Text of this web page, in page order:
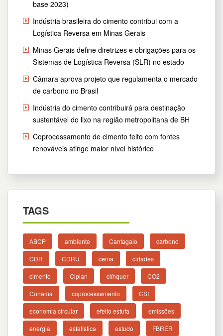
base 2023)
Indústria brasileira do cimento contribui com a
Logística Reversa em Minas Gerais
Minas Gerais define diretrizes e obrigações para os
Sistemas de Logística Reversa (SLR) no estado
Câmara aprova projeto que regulamenta o mercado
de carbono no Brasil
Indústria do cimento contribuirá para destinação
sustentável do lixo na região metropolitana de BH
Coprocessamento de cimento feito com fontes
renováveis atinge maior nível histórico
TAGS
ABCP ambiente Cantagalo carbono
CDR CDRU cema cidades
cimento Ciplan clínquer CO2
Conama coprocessamento CSI
economia circular efeito estufa emissões
energia estatística estudo FBRER